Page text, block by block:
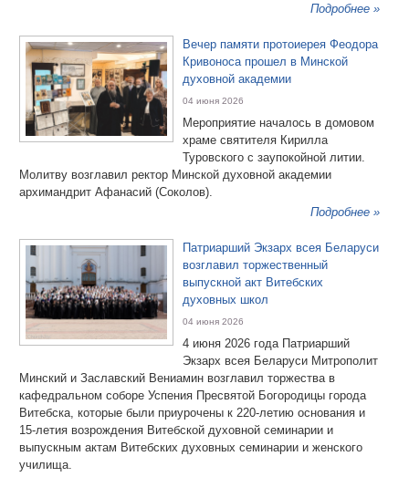
Подробнее »
Вечер памяти протоиерея Феодора
Кривоноса прошел в Минской
духовной академии
04 июня 2026
Мероприятие началось в домовом
храме святителя Кирилла
Туровского с заупокойной литии.
Молитву возглавил ректор Минской духовной академии
архимандрит Афанасий (Соколов).
Подробнее »
Патриарший Экзарх всея Беларуси
возглавил торжественный
выпускной акт Витебских
духовных школ
04 июня 2026
4 июня 2026 года Патриарший
Экзарх всея Беларуси Митрополит
Минский и Заславский Вениамин возглавил торжества в
кафедральном соборе Успения Пресвятой Богородицы города
Витебска, которые были приурочены к 220-летию основания и
15-летия возрождения Витебской духовной семинарии и
выпускным актам Витебских духовных семинарии и женского
училища.